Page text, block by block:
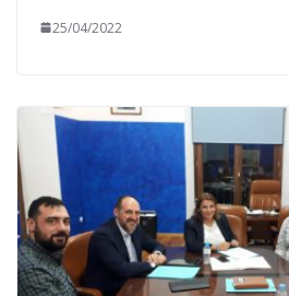
25/04/2022